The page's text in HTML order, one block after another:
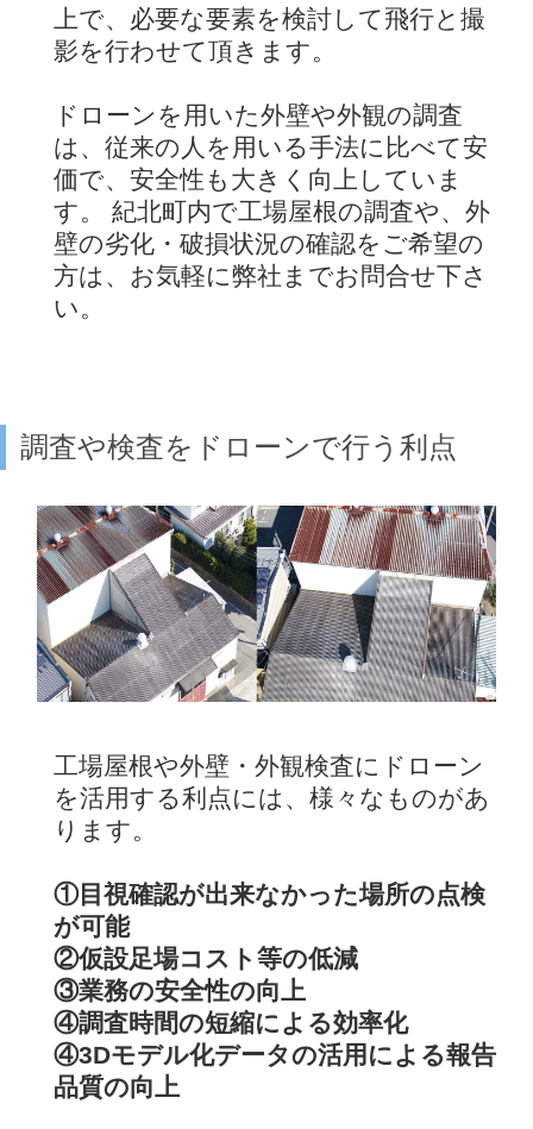
上で、必要な要素を検討して飛行と撮
影を行わせて頂きます。
ドローンを用いた外壁や外観の調査
は、従来の人を用いる手法に比べて安
価で、安全性も大きく向上していま
す。 紀北町内で工場屋根の調査や、外
壁の劣化・破損状況の確認をご希望の
方は、お気軽に弊社までお問合せ下さ
い。
調査や検査をドローンで行う利点
工場屋根や外壁・外観検査にドローン
を活用する利点には、様々なものがあ
ります。
①目視確認が出来なかった場所の点検
が可能
②仮設足場コスト等の低減
③業務の安全性の向上
④調査時間の短縮による効率化
④3Dモデル化データの活用による報告
品質の向上